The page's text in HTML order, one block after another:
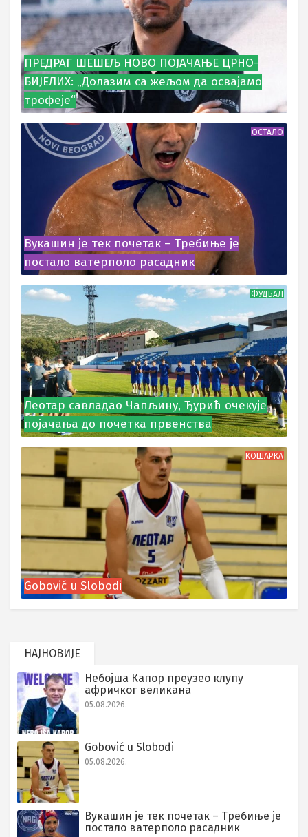
ПРЕДРАГ ШЕШЕЉ НОВО ПОЈАЧАЊЕ ЦРНО-
БИЈЕЛИХ: „Долазим са жељом да освајамо
трофеје“
ОСТАЛО
Вукашин је тек почетак – Требиње је
постало ватерполо расадник
ФУДБАЛ
Леотар савладао Чапљину, Ђурић очекује
појачања до почетка првенства
КОШАРКА
Gobović u Slobodi
НАЈНОВИЈЕ
Небојша Капор преузео клупу
афричког великана
05.08.2026.
Gobović u Slobodi
05.08.2026.
Вукашин је тек почетак – Требиње је
постало ватерполо расадник